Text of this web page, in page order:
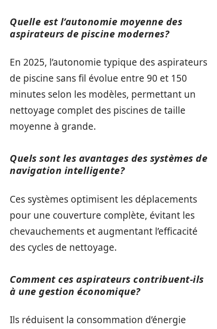
Quelle est l’autonomie moyenne des
aspirateurs de piscine modernes?
En 2025, l’autonomie typique des aspirateurs
de piscine sans fil évolue entre 90 et 150
minutes selon les modèles, permettant un
nettoyage complet des piscines de taille
moyenne à grande.
Quels sont les avantages des systèmes de
navigation intelligente?
Ces systèmes optimisent les déplacements
pour une couverture complète, évitant les
chevauchements et augmentant l’efficacité
des cycles de nettoyage.
Comment ces aspirateurs contribuent-ils
à une gestion économique?
Ils réduisent la consommation d’énergie